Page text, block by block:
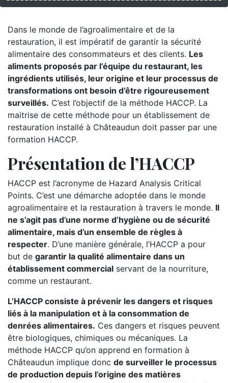
Dans le monde de l’agroalimentaire et de la
restauration, il est impératif de garantir la sécurité
alimentaire des consommateurs et des clients. Les
aliments proposés par l’équipe du restaurant, les
ingrédients utilisés, leur origine et leur processus de
transformations ont besoin d’être rigoureusement
surveillés. C’est l’objectif de la méthode HACCP. La
maitrise de cette méthode pour un établissement de
restauration installé à Châteaudun doit passer par une
formation HACCP.
Présentation de l’HACCP
HACCP est l’acronyme de Hazard Analysis Critical
Points. C’est une démarche adoptée dans le monde
agroalimentaire et la restauration à travers le monde. Il
ne s’agit pas d’une norme d’hygiène ou de sécurité
alimentaire, mais d’un ensemble de règles à
respecter. D’une manière générale, l’HACCP a pour
but de garantir la qualité alimentaire dans un
établissement commercial servant de la nourriture,
comme un restaurant.
L’HACCP consiste à prévenir les dangers et risques
liés à la manipulation et à la consommation de
denrées alimentaires. Ces dangers et risques peuvent
être biologiques, chimiques ou mécaniques. La
méthode HACCP qu’on apprend en formation à
Châteaudun implique donc de surveiller le processus
de production depuis l’origine des matières